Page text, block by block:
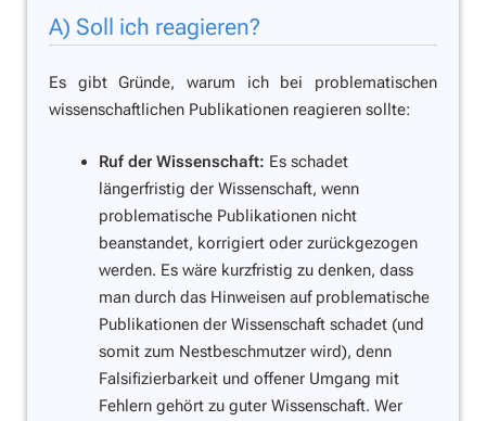
A) Soll ich reagieren?
Es gibt Gründe, warum ich bei problematischen
wissenschaftlichen Publikationen reagieren sollte:
Ruf der Wissenschaft: Es schadet
längerfristig der Wissenschaft, wenn
problematische Publikationen nicht
beanstandet, korrigiert oder zurückgezogen
werden. Es wäre kurzfristig zu denken, dass
man durch das Hinweisen auf problematische
Publikationen der Wissenschaft schadet (und
somit zum Nestbeschmutzer wird), denn
Falsifizierbarkeit und offener Umgang mit
Fehlern gehört zu guter Wissenschaft. Wer